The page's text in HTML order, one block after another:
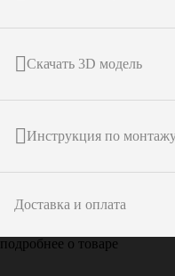
Скачать 3D модель
Инструкция по
Доставка и оплата
подробнее о товаре